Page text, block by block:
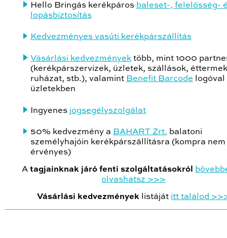
Hello Bringás kerékpáros baleset-, felelősség-
lopásbiztosítás
Kedvezményes vasúti kerékpárszállítás
Vásárlási kedvezmények több, mint 1000
(kerékpárszervizek, üzletek, szállások,
ruházat, stb.), valamint Benefit Barcode
üzletekben
Ingyenes jogsegélyszolgálat
50% kedvezmény a BAHART Zrt. balatoni
személyhajóin kerékpárszállításra (kompra nem
érvényes)
A tagjainknak járó fenti szolgáltatásokról
olvashatsz >>>
Vásárlási kedvezmények listáját itt találod